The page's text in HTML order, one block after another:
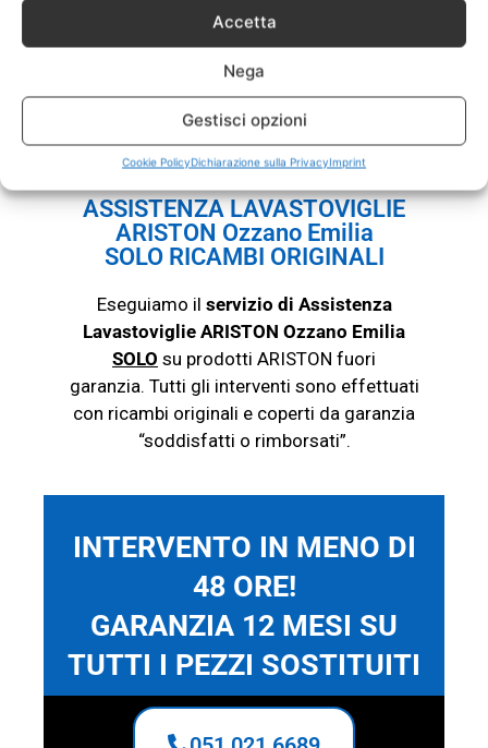
Accetta
Nega
Gestisci opzioni
Cookie PolicyDichiarazione sulla PrivacyImprint
garanzia non funziona più o ha dei problemi,
chiamaci con fiducia. Il nostro servizio
Assistenza Lavastoviglie ARISTON Ozzano
lavastoviglie di questa marca.
ASSISTENZA LAVASTOVIGLIE
ARISTON Ozzano Emilia
SOLO RICAMBI ORIGINALI
Eseguiamo il servizio di Assistenza
Lavastoviglie ARISTON Ozzano Emilia
SOLO su prodotti ARISTON fuori
garanzia. Tutti gli interventi sono effettuati
con ricambi originali e coperti da garanzia
“soddisfatti o rimborsati”.
INTERVENTO IN MENO DI
48 ORE!
GARANZIA 12 MESI SU
TUTTI I PEZZI SOSTITUITI